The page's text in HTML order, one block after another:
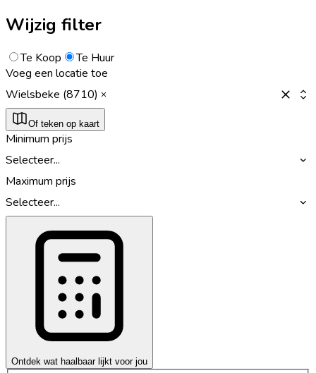
Wijzig filter
Te Koop
Te Huur
Voeg een locatie toe
Wielsbeke (8710)
Of teken op kaart
Minimum prijs
Selecteer...
Maximum prijs
Selecteer...
Ontdek wat haalbaar lijkt voor jou